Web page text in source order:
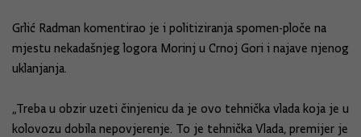
Grlić Radman komentirao je i politiziranja spomen-ploče na
mjestu nekadašnjeg logora Morinj u Crnoj Gori i najave njenog
uklanjanja.
„Treba u obzir uzeti činjenicu da je ovo tehnička vlada koja je u
kolovozu dobila nepovjerenje. To je tehnička Vlada, premijer je